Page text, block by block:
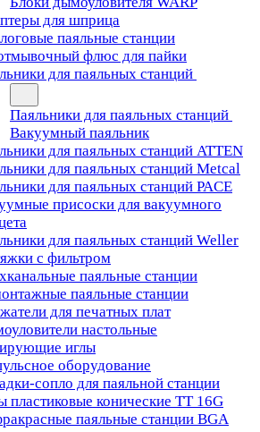
для шприца
паяльные станции
флюс для пайки
для паяльных станций
Паяльники для паяльных станций
Вакуумный паяльник
для паяльных станций ATTEN
для паяльных станций Metcal
для паяльных станций PACE
присоски для вакуумного
для паяльных станций Weller
с фильтром
паяльные станции
паяльные станции
для печатных плат
настольные
иглы
оборудование
сопло для паяльной станции
пластиковые конические TT 16G
паяльные станции BGA